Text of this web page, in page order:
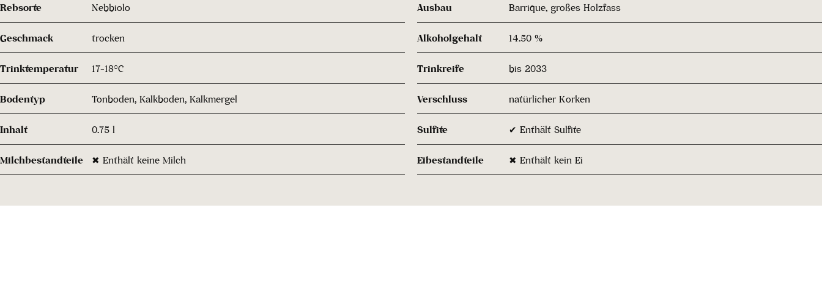
Rebsorte Nebbiolo Ausbau Barrique, großes Holzfass
Geschmack trocken Alkoholgehalt 14.50 %
Trinktemperatur 17-18°C Trinkreife bis 2033
Bodentyp Tonboden, Kalkboden, Kalkmergel Verschluss natürlicher Korken
Inhalt 0.75 l Sulfite ✔ Enthält Sulfite
Milchbestandteile ✖ Enthält keine Milch Eibestandteile ✖ Enthält kein Ei